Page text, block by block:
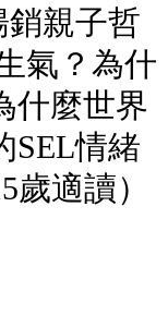
親子哲
氣？為什
什麼世界
SEL情緒
適讀）